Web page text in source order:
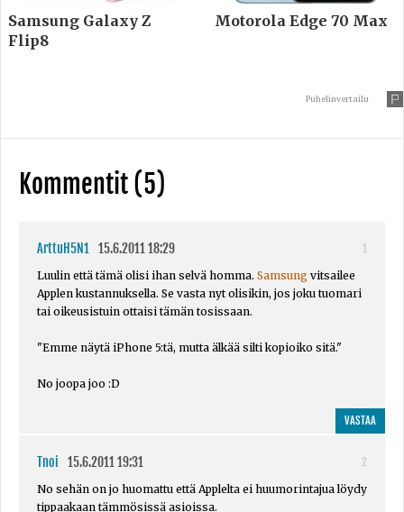
Samsung Galaxy Z
Flip8
Motorola Edge 70 Max
Puhelinvertailu
Kommentit (5)
ArttuH5N1 15.6.2011 18:29
1
Luulin että tämä olisi ihan selvä homma. Samsung vitsailee
Applen kustannuksella. Se vasta nyt olisikin, jos joku tuomari
tai oikeusistuin ottaisi tämän tosissaan.
"Emme näytä iPhone 5:tä, mutta älkää silti kopioiko sitä."
No joopa joo :D
VASTAA
Tnoi 15.6.2011 19:31
2
No sehän on jo huomattu että Applelta ei huumorintajua löydy
tippaakaan tämmösissä asioissa.